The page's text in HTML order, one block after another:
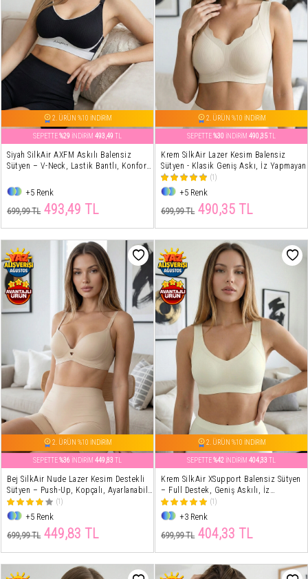
2. ÜRÜN %10 İNDİRİM
SEPETTE%29 İNDİRİM 493,49 TL
Siyah SilkAir AXFM Askılı Balensiz
Sütyen – V-Neck, Lastik Bantlı, Konfor
+5 Renk
699,99 TL 493,49 TL
2. ÜRÜN %10 İNDİRİM
SEPETTE%30 İNDİRİM 490,35TL
Krem SilkAir Lazer Kesim Balensiz
Sütyen - Klasik Geniş Askı, İz Yapmayan
(1)
+5 Renk
699,99 TL 490,35 TL
2. ÜRÜN %10 İNDİRİM
SEPETTE%36 İNDİRİM 449,83 TL
Bej SilkAir Nude Lazer Kesim Destekli
Sütyen – Push-Up, Kopçalı, Ayarlanabilir
Askı, İz Yapmayan
(1)
+5 Renk
699,99 TL 449,83 TL
2. ÜRÜN %10 İNDİRİM
SEPETTE%42 İNDİRİM 404,33 TL
Krem SilkAir XSupport Balensiz Sütyen
– Full Destek, Geniş Askılı, İz
Yapmayan
(1)
+3 Renk
699,99 TL 404,33 TL